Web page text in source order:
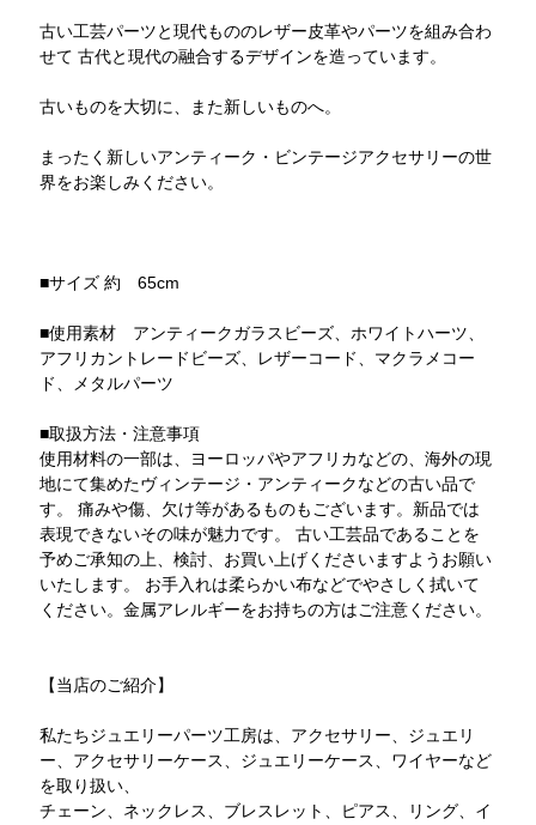
古い工芸パーツと現代もののレザー皮革やパーツを組み合わ
せて 古代と現代の融合するデザインを造っています。
古いものを大切に、また新しいものへ。
まったく新しいアンティーク・ビンテージアクセサリーの世
界をお楽しみください。
■サイズ 約 65cm
■使用素材 アンティークガラスビーズ、ホワイトハーツ、
アフリカントレードビーズ、レザーコード、マクラメコー
ド、メタルパーツ
■取扱方法・注意事項
使用材料の一部は、ヨーロッパやアフリカなどの、海外の現
地にて集めたヴィンテージ・アンティークなどの古い品で
す。 痛みや傷、欠け等があるものもございます。新品では
表現できないその味が魅力です。 古い工芸品であることを
予めご承知の上、検討、お買い上げくださいますようお願い
いたします。 お手入れは柔らかい布などでやさしく拭いて
ください。金属アレルギーをお持ちの方はご注意ください。
【当店のご紹介】
私たちジュエリーパーツ工房は、アクセサリー、ジュエリ
ー、アクセサリーケース、ジュエリーケース、ワイヤーなど
を取り扱い、
チェーン、ネックレス、ブレスレット、ピアス、リング、イ